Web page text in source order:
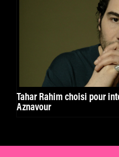
Tahar Rahim choisi pour
Aznavour